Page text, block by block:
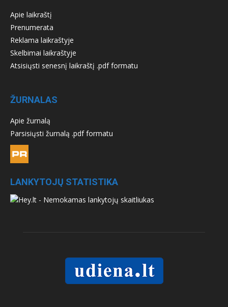
Apie laikraštį
Prenumerata
Reklama laikraštyje
Skelbimai laikraštyje
Atsisiųsti senesnį laikraštį .pdf formatu
ŽURNALAS
Apie žurnalą
Parsisiųsti žurnalą .pdf formatu
LANKYTOJŲ STATISTIKA